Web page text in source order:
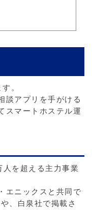
。
談アプリを手がける
スマートホステル運
を超える主力事業
エニックスと共同で
、白泉社で掲載さ